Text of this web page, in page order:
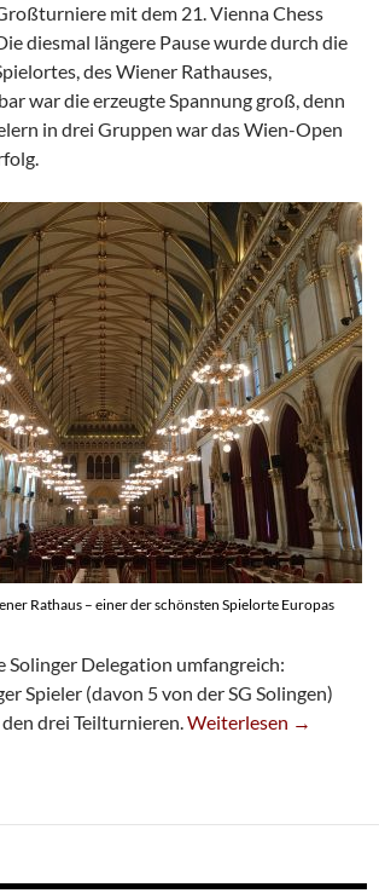
mit dem 21. Vienna Chess
diesmal längere Pause wurde durch die
des Wiener Rathauses,
war die erzeugte Spannung groß, denn
in drei Gruppen war das Wien-Open
Rathaus – einer der schönsten Spielorte Europas
Solinger Delegation umfangreich:
Spieler (davon 5 von der SG Solingen)
drei Teilturnieren.Große Delegation
Weiterlesen →